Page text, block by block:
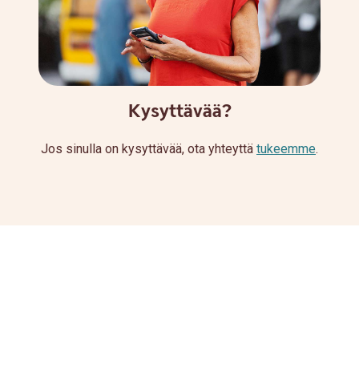
Kysyttävää?
Jos sinulla on kysyttävää, ota yhteyttä tukeemme.